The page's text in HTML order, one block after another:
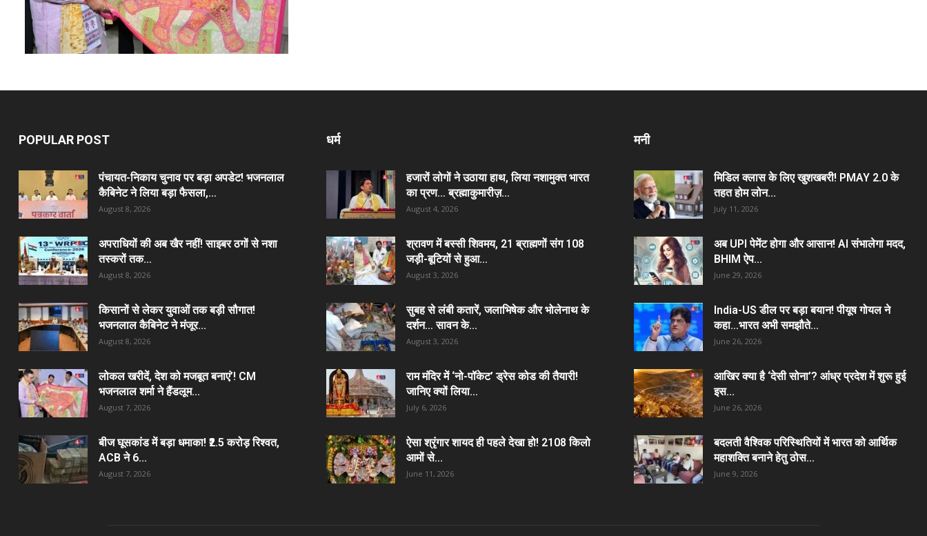
POPULAR POST
पंचायत-निकाय चुनाव पर बड़ा अपडेट! भजनलाल
कैबिनेट ने लिया बड़ा फैसला,...
August 8, 2026
अपराधियों की अब खैर नहीं! साइबर ठगों से नशा
तस्करों तक...
August 8, 2026
किसानों से लेकर युवाओं तक बड़ी सौगात!
भजनलाल कैबिनेट ने मंजूर...
August 8, 2026
लोकल खरीदें, देश को मजबूत बनाएं’! CM
भजनलाल शर्मा ने हैंडलूम...
August 7, 2026
बीज घूसकांड में बड़ा धमाका! ₹2.5 करोड़ रिश्वत,
ACB ने 6...
August 7, 2026
धर्म
हजारों लोगों ने उठाया हाथ, लिया नशामुक्त भारत
का प्रण… ब्रह्माकुमारीज़...
August 4, 2026
श्रावण में बस्सी शिवमय, 21 ब्राह्मणों संग 108
जड़ी-बूटियों से हुआ...
August 3, 2026
सुबह से लंबी कतारें, जलाभिषेक और भोलेनाथ के
दर्शन… सावन के...
August 3, 2026
राम मंदिर में ‘नो-पॉकेट’ ड्रेस कोड की तैयारी!
जानिए क्यों लिया...
July 6, 2026
ऐसा श्रृंगार शायद ही पहले देखा हो! 2108 किलो
आमों से...
June 11, 2026
मनी
मिडिल क्लास के लिए खुशखबरी! PMAY 2.0 के
तहत होम लोन...
July 11, 2026
अब UPI पेमेंट होगा और आसान! AI संभालेगा मदद,
BHIM ऐप...
June 29, 2026
India-US डील पर बड़ा बयान! पीयूष गोयल ने
कहा…भारत अभी समझौते...
June 26, 2026
आखिर क्या है ‘देसी सोना’? आंध्र प्रदेश में शुरू हुई
इस...
June 26, 2026
बदलती वैश्विक परिस्थितियों में भारत को आर्थिक
महाशक्ति बनाने हेतु ठोस...
June 9, 2026